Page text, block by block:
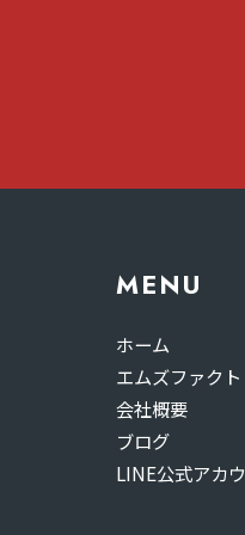
MENU
ホーム
エムズファク
会社概要
ブログ
LINE公式アカ